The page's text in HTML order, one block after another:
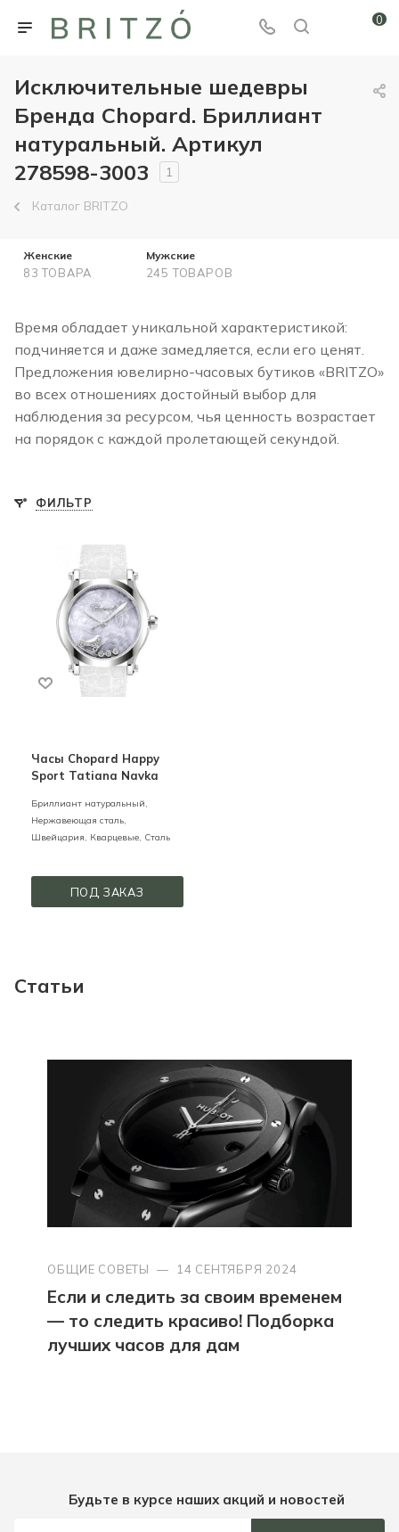
0
Исключительные шедевры
Бренда Chopard. Бриллиант
натуральный. Артикул
278598-3003
1
Каталог BRITZO
Женские
83 ТОВАРА
Мужские
245 ТОВАРОВ
Время обладает уникальной характеристикой:
подчиняется и даже замедляется, если его ценят.
Предложения ювелирно-часовых бутиков «BRITZO»
во всех отношениях достойный выбор для
наблюдения за ресурсом, чья ценность возрастает
на порядок с каждой пролетающей секундой.
ФИЛЬТР
Часы Chopard Happy
Sport Tatiana Navka
Бриллиант натуральный,
Нержавеющая сталь,
Швейцария, Кварцевые, Сталь
ПОД ЗАКАЗ
Статьи
ОБЩИЕ СОВЕТЫ — 14 СЕНТЯБРЯ 2024
Если и следить за своим временем
— то следить красиво! Подборка
лучших часов для дам
Будьте в курсе наших акций и новостей